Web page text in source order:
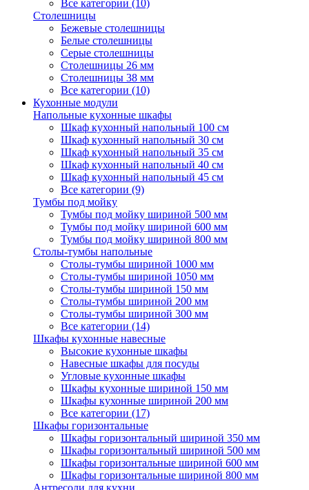
Все категории (10)
Столешницы
Бежевые столешницы
Белые столешницы
Серые столешницы
Столешницы 26 мм
Столешницы 38 мм
Все категории (10)
Кухонные модули
Напольные кухонные шкафы
Шкаф кухонный напольный 100 см
Шкаф кухонный напольный 30 см
Шкаф кухонный напольный 35 см
Шкаф кухонный напольный 40 см
Шкаф кухонный напольный 45 см
Все категории (9)
Тумбы под мойку
Тумбы под мойку шириной 500 мм
Тумбы под мойку шириной 600 мм
Тумбы под мойку шириной 800 мм
Столы-тумбы напольные
Столы-тумбы шириной 1000 мм
Столы-тумбы шириной 1050 мм
Столы-тумбы шириной 150 мм
Столы-тумбы шириной 200 мм
Столы-тумбы шириной 300 мм
Все категории (14)
Шкафы кухонные навесные
Высокие кухонные шкафы
Навесные шкафы для посуды
Угловые кухонные шкафы
Шкафы кухонные шириной 150 мм
Шкафы кухонные шириной 200 мм
Все категории (17)
Шкафы горизонтальные
Шкафы горизонтальный шириной 350 мм
Шкафы горизонтальный шириной 500 мм
Шкафы горизонтальные шириной 600 мм
Шкафы горизонтальные шириной 800 мм
Антресоли для кухни